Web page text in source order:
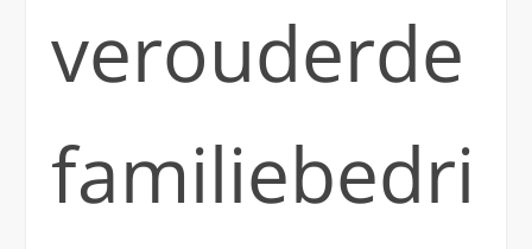
verouderde
familiebedri